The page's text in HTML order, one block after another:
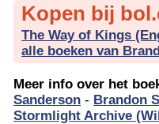
Kopen bij
The Way of Kings
alle boeken van
Meer info over het
Sanderson - Brandon
Stormlight Archive